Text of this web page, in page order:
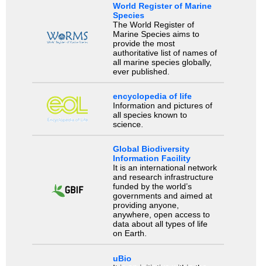
World Register of Marine
Species
The World Register of
Marine Species aims to
provide the most
authoritative list of names of
all marine species globally,
ever published.
encyclopedia of life
Information and pictures of
all species known to
science.
Global Biodiversity
Information Facility
It is an international network
and research infrastructure
funded by the world’s
governments and aimed at
providing anyone,
anywhere, open access to
data about all types of life
on Earth.
uBio